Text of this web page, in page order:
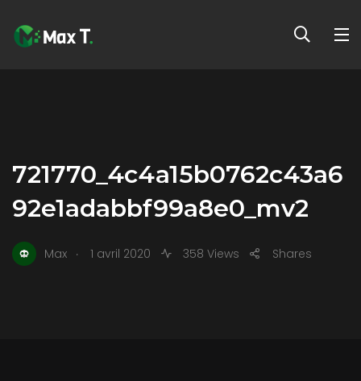
721770_4c4a15b0762c43a6
92e1adabbf99a8e0_mv2
Max . 1 avril 2020 358 Views Shares